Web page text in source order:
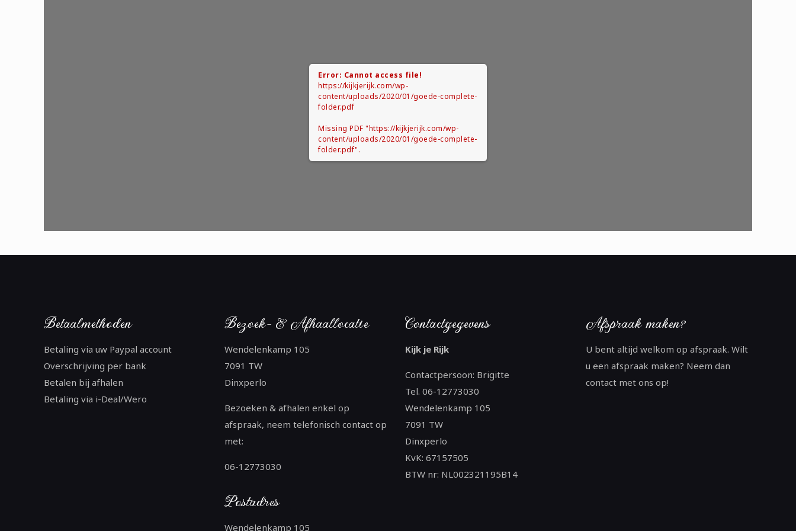
Error: Cannot access file!
https://kijkjerijk.com/wp-
content/uploads/2020/01/goede-complete-
folder.pdf
Missing PDF "https://kijkjerijk.com/wp-
content/uploads/2020/01/goede-complete-
folder.pdf".
Betaalmethoden
Betaling via uw Paypal account
Overschrijving per bank
Betalen bij afhalen
Betaling via i-Deal/Wero
Bezoek- & Afhaallocatie
Wendelenkamp 105
7091 TW
Dinxperlo
Bezoeken & afhalen enkel op
afspraak, neem telefonisch contact op
met:
06-12773030
Postadres
Wendelenkamp 105
Contactgegevens
Kijk je Rijk
Contactpersoon: Brigitte
Tel. 06-12773030
Wendelenkamp 105
7091 TW
Dinxperlo
KvK: 67157505
BTW nr: NL002321195B14
Afspraak maken?
U bent altijd welkom op afspraak. Wilt
u een afspraak maken? Neem dan
contact met ons op!